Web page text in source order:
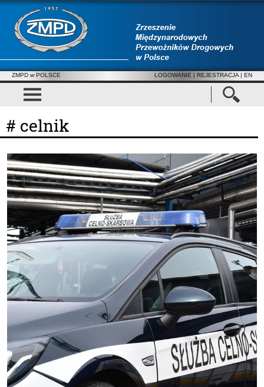
ZMPD w POLSCE LOGOWANIE | REJESTRACJA | EN
# celnik